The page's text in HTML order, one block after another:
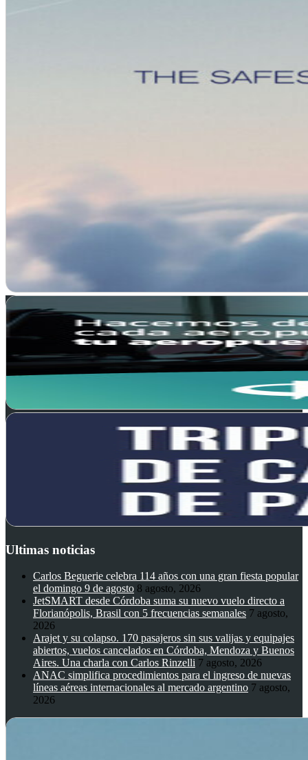
Ultimas noticias
Carlos Beguerie celebra 114 años con una gran fiesta popular
el domingo 9 de agosto 8 agosto, 2026
JetSMART desde Córdoba suma su nuevo vuelo directo a
Florianópolis, Brasil con 5 frecuencias semanales 7 agosto,
2026
Arajet y su colapso. 170 pasajeros sin sus valijas y equipajes
abiertos, vuelos cancelados en Córdoba, Mendoza y Buenos
Aires. Una charla con Carlos Rinzelli 7 agosto, 2026
ANAC simplifica procedimientos para el ingreso de nuevas
líneas aéreas internacionales al mercado argentino 7 agosto,
2026